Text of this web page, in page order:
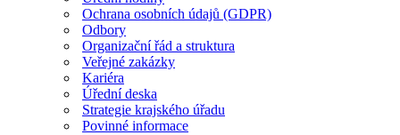
Ochrana osobních údajů (GDPR)
Odbory
Organizační řád a struktura
Veřejné zakázky
Kariéra
Úřední deska
Strategie krajského úřadu
Povinné informace